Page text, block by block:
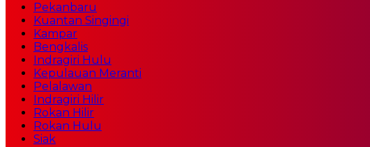
Pekanbaru
Kuantan Singingi
Kampar
Bengkalis
Indragiri Hulu
Kepulauan Meranti
Pelalawan
Indragiri Hilir
Rokan Hilir
Rokan Hulu
Siak